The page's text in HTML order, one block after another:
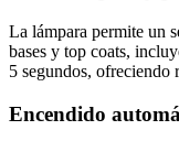
La lámpara permite un
bases y top coats,
5 segundos, ofreciendo
Encendido